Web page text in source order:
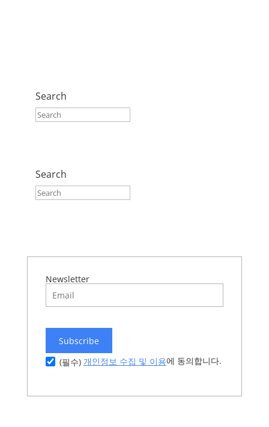
Search
Search
Newsletter
Subscribe
(필수) 개인정보 수집 및 이용에 동의합니다.